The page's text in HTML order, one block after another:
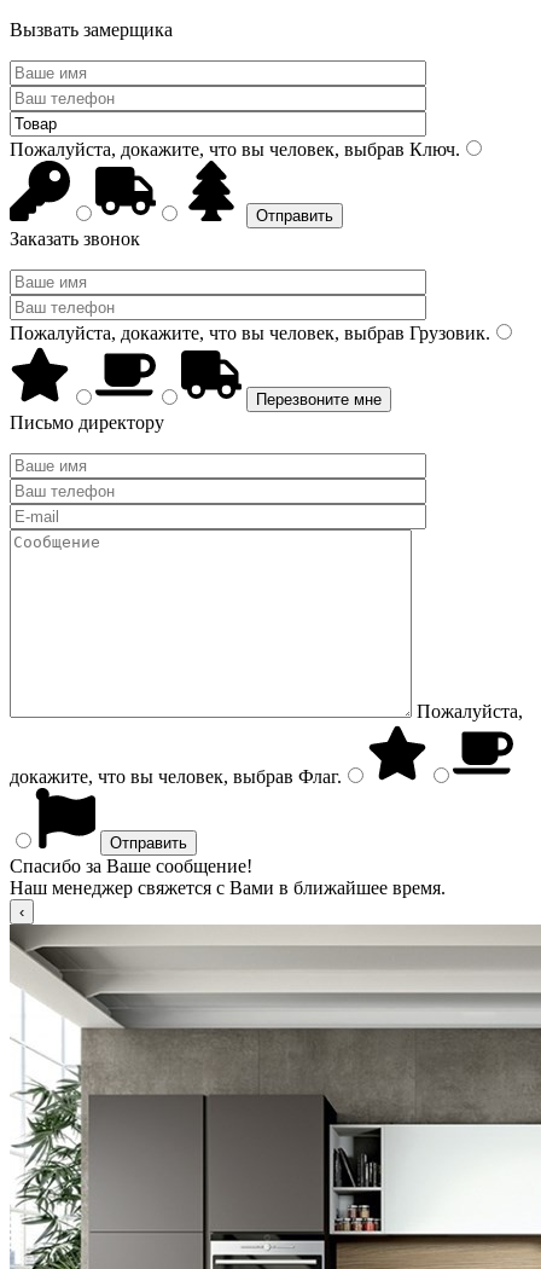
Вызвать замерщика
Пожалуйста, докажите, что вы человек, выбрав Ключ.
Заказать звонок
Пожалуйста, докажите, что вы человек, выбрав Грузовик.
Письмо директору
Пожалуйста,
докажите, что вы человек, выбрав Флаг.
Спасибо за Ваше сообщение!
Наш менеджер свяжется с Вами в ближайшее время.